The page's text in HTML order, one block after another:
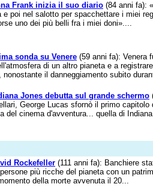
Frank inizia il suo diario (84 anni fa):
e poi nel salotto per spacchettare i miei
uno dei più belli fra i miei doni»....
sonda su Venere (59 anni fa): Venera
di un altro pianeta e a
nonostante il danneggiamento subito
Jones debutta sul grande schermo
George Lucas sfornò il primo
del cinema d'avventura... quella di
Rockefeller (111 anni fa): Banchiere
più ricche del pianeta con un
della morte avvenuta il 20...